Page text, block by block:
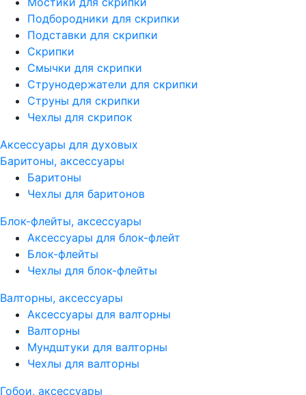
Подбородники для скрипки
Подставки для скрипки
Скрипки
Смычки для скрипки
Струнодержатели для скрипки
Струны для скрипки
Чехлы для скрипок
Аксессуары для духовых
Баритоны, аксессуары
Баритоны
Чехлы для баритонов
Блок-флейты, аксессуары
Аксессуары для блок-флейт
Блок-флейты
Чехлы для блок-флейты
Валторны, аксессуары
Аксессуары для валторны
Валторны
Мундштуки для валторны
Чехлы для валторны
Гобои, аксессуары